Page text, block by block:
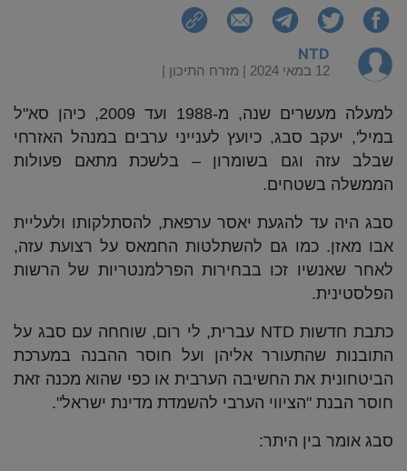
NTD
12 במאי 2024 | | מזרח התיכון
למעלה מעשרים שנה, מ-1988 ועד 2009, כיהן סא"ל
במיל', יעקב סבג, כיועץ לענייני ערבים במנהל האזרחי
שבלב עזה וגם בשומרון – בלשכת מתאם פעולות
הממשלה בשטחים.
סבג היה עד להגעת יאסר ערפאת, להסתלקותו ולעליית
אבו מאזן. כמו גם להשתלטות החמאס על רצועת עזה,
לאחר שאנשיו זכו בבחירות הפרלמנטריות של הרשות
הפלסטינית.
כתבת חדשות NTD עברית, לי רום, שוחחה עם סבג על
התובנות שהתעורר אליהן ועל חוסר ההבנה במערכת
הביטחונית את החשיבה הערבית או כפי שהוא מכנה זאת
חוסר הבנת "הציווי הערבי להשמדת מדינת ישראל".
סבג אומר בין היתר: